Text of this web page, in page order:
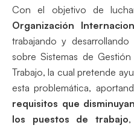
Con el objetivo de
Organización
trabajando y
sobre Sistemas de
Trabajo, la cual pretende
esta problemática,
requisitos que
los puestos de trabajo